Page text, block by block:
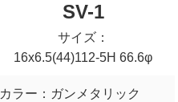
SV-1
サイズ：
16x6.5(44)112-5H 66.6φ
カラー： ガンメタリック